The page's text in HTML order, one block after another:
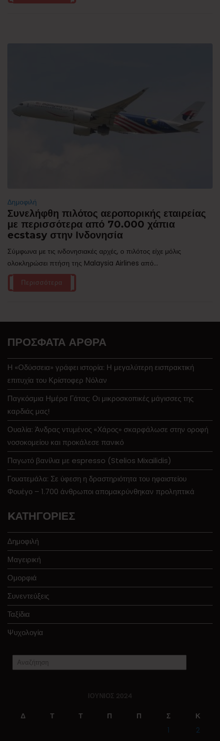
Δημοφιλή
Συνελήφθη πιλότος αεροπορικής εταιρείας
με περισσότερα από 70.000 χάπια
ecstasy στην Ινδονησία
Σύμφωνα με τις ινδονησιακές αρχές, ο πιλότος είχε μόλις
ολοκληρώσει πτήση της Malaysia Airlines από...
Περισσότερα
ΠΡΌΣΦΑΤΑ ΆΡΘΡΑ
Η «Οδύσσεια» γράφει ιστορία: Η μεγαλύτερη εισπρακτική
επιτυχία του Κρίστοφερ Νόλαν
Παγκόσμια Ημέρα Γάτας: Οι μικροσκοπικές μάγισσες της
καρδιάς μας!
Ουαλία: Άνδρας ντυμένος «Χάρος» σκαρφάλωσε στην οροφή
νοσοκομείου και προκάλεσε πανικό
Παγωτό βανίλια με espresso (Stelios Mixailidis)
Γουατεμάλα: Σε ύφεση η δραστηριότητα του ηφαιστείου
Φουέγο – 1.700 άνθρωποι απομακρύνθηκαν προληπτικά
KΑΤΗΓΟΡΊΕΣ
Δημοφιλή
Μαγειρική
Ομορφιά
Συνεντεύξεις
Ταξίδια
Ψυχολογία
ΙΟΎΝΙΟΣ 2024
Δ Τ Τ Π Π Σ
Κ
1
2